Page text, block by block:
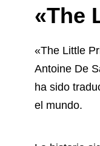
«The
«The Little
Antoine De
ha sido
el mundo.